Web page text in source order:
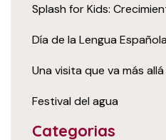
Splash for Kids:
Día de la Lengua
Una visita que va más
Festival del agua
Categorias